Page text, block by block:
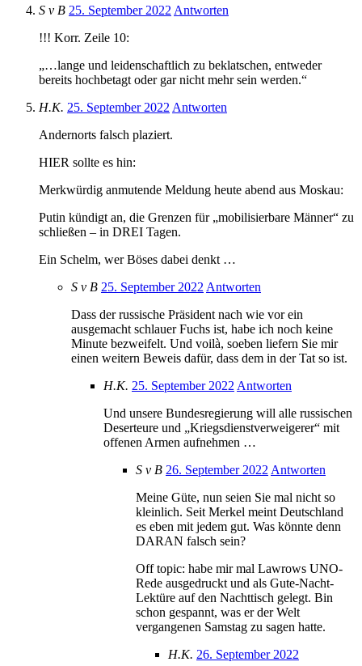
S v B 25. September 2022 Antworten
!!! Korr. Zeile 10:
„…lange und leidenschaftlich zu beklatschen, entweder
bereits hochbetagt oder gar nicht mehr sein werden.“
H.K. 25. September 2022 Antworten
Andernorts falsch plaziert.
HIER sollte es hin:
Merkwürdig anmutende Meldung heute abend aus Moskau:
Putin kündigt an, die Grenzen für „mobilisierbare Männer“ zu
schließen – in DREI Tagen.
Ein Schelm, wer Böses dabei denkt …
S v B 25. September 2022 Antworten
Dass der russische Präsident nach wie vor ein
ausgemacht schlauer Fuchs ist, habe ich noch keine
Minute bezweifelt. Und voilà, soeben liefern Sie mir
einen weitern Beweis dafür, dass dem in der Tat so ist.
H.K. 25. September 2022 Antworten
Und unsere Bundesregierung will alle russischen
Deserteure und „Kriegsdienstverweigerer“ mit
offenen Armen aufnehmen …
S v B 26. September 2022 Antworten
Meine Güte, nun seien Sie mal nicht so
kleinlich. Seit Merkel meint Deutschland
es eben mit jedem gut. Was könnte denn
DARAN falsch sein?
Off topic: habe mir mal Lawrows UNO-
Rede ausgedruckt und als Gute-Nacht-
Lektüre auf den Nachttisch gelegt. Bin
schon gespannt, was er der Welt
vergangenen Samstag zu sagen hatte.
H.K. 26. September 2022